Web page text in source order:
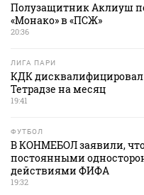
Полузащитник Аклиуш
«Монако» в «ПСЖ»
20:36
ЛИГА ПАРИ
КДК дисквалифицировал
Тетрадзе на месяц
19:41
ФУТБОЛ
В КОНМЕБОЛ заявили,
постоянными
действиями ФИФА
19:32